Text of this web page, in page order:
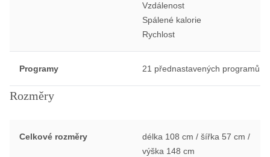
Vzdálenost
Spálené kalorie
Rychlost
Programy 21 přednastavených programů
Rozměry
Celkové rozměry
délka 108 cm / šířka 57 cm /
výška 148 cm